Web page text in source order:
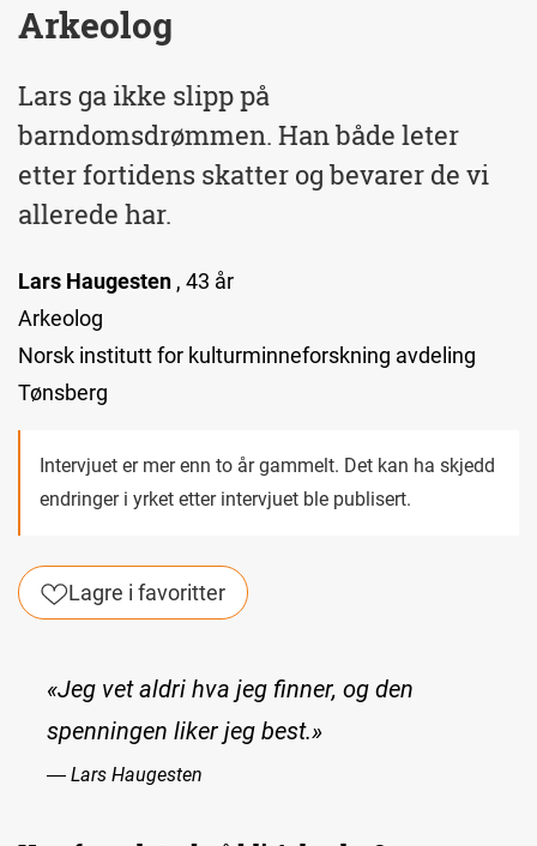
Arkeolog
Lars ga ikke slipp på
barndomsdrømmen. Han både leter
etter fortidens skatter og bevarer de vi
allerede har.
Lars Haugesten , 43 år
Arkeolog
Norsk institutt for kulturminneforskning avdeling
Tønsberg
Intervjuet er mer enn to år gammelt. Det kan ha skjedd
endringer i yrket etter intervjuet ble publisert.
Lagre i favoritter
«Jeg vet aldri hva jeg finner, og den
spenningen liker jeg best.»
― Lars Haugesten